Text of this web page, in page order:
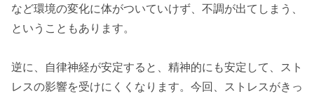
など環境の変化に体がついていけず、不調が出てしまう、
ということもあります。
逆に、自律神経が安定すると、精神的にも安定して、スト
レスの影響を受けにくくなります。今回、ストレスがきっ